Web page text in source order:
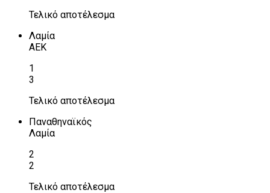
Τελικό αποτέλεσμα
Λαμία
ΑΕΚ
1
3
Τελικό αποτέλεσμα
Παναθηναϊκός
Λαμία
2
2
Τελικό αποτέλεσμα